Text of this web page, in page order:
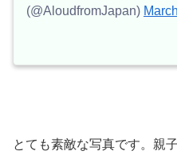
(@AloudfromJapan)
とても素敵な写真です。親